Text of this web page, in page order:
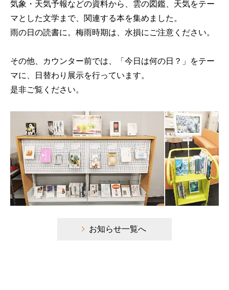
気象・天気予報などの資料から、雲の図鑑、天気をテー
マとした文学まで、関連する本を集めました。
雨の日の読書に。梅雨時期は、水損にご注意ください。
その他、カウンター前では、「今日は何の日？」をテー
マに、日替わり展示を行っています。
是非ご覧ください。
お知らせ一覧へ